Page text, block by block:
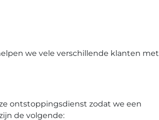
we vele verschillende klanten met
ontstoppingsdienst zodat we een
de volgende: